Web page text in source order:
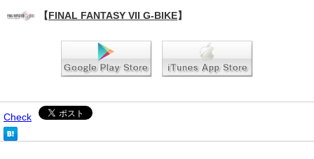
【FINAL FANTASY VII G-BIKE】
Check